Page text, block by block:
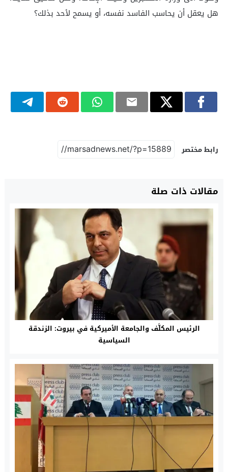
هل يعقل أن يحاسب الفاسد نفسه، أو يسمح لأحد بذلك؟
رابط مختصر
مقالات ذات صلة
الرئيس المكلَّف والجامعة الأميركية في بيروت: الزندقة
السياسية